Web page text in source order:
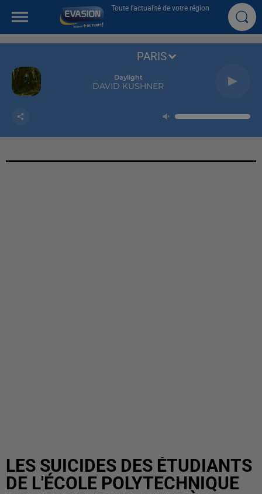
Toute l'actualité de votre région
Daylight
DAVID KUSHNER
PARIS
LES SUICIDES DES ÉTUDIANTS
DE L'ÉCOLE POLYTECHNIQUE